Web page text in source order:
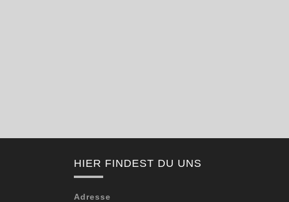
HIER FINDEST DU UNS
Adresse